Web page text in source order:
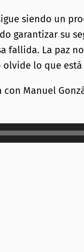
siendo un
garantizar su
fallida. La paz
lo que está
Manuel